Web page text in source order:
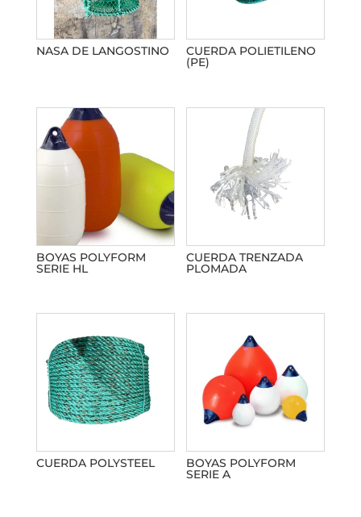
NASA DE LANGOSTINO CUERDA POLIETILENO
(PE)
BOYAS POLYFORM
SERIE HL
CUERDA TRENZADA
PLOMADA
CUERDA POLYSTEEL BOYAS POLYFORM
SERIE A